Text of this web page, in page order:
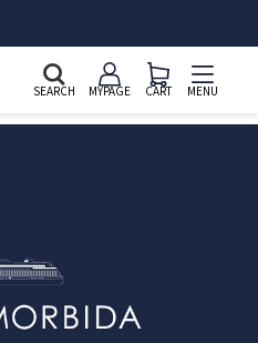
SEARCH MYPAGE CART MENU